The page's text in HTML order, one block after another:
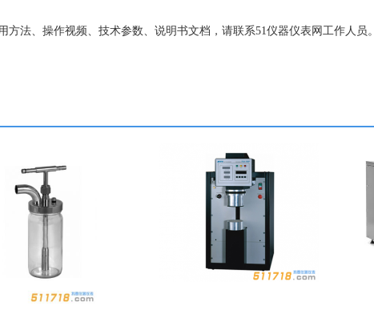
法、操作视频、技术参数、说明书文档，请联系51仪器仪表网工作人员。